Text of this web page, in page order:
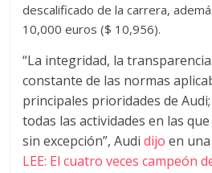
descalificado de la carrera,
10,000 euros ($ 10,956).
“La integridad, la
constante de las normas
principales prioridades de
todas las actividades en las
sin excepción”, Audidijo en
LEE: El cuatro veces campeón